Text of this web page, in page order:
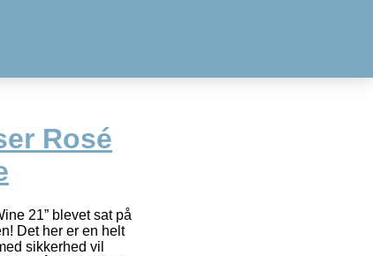
Rosé
21” blevet sat på
Det her er en helt
sikkerhed vil